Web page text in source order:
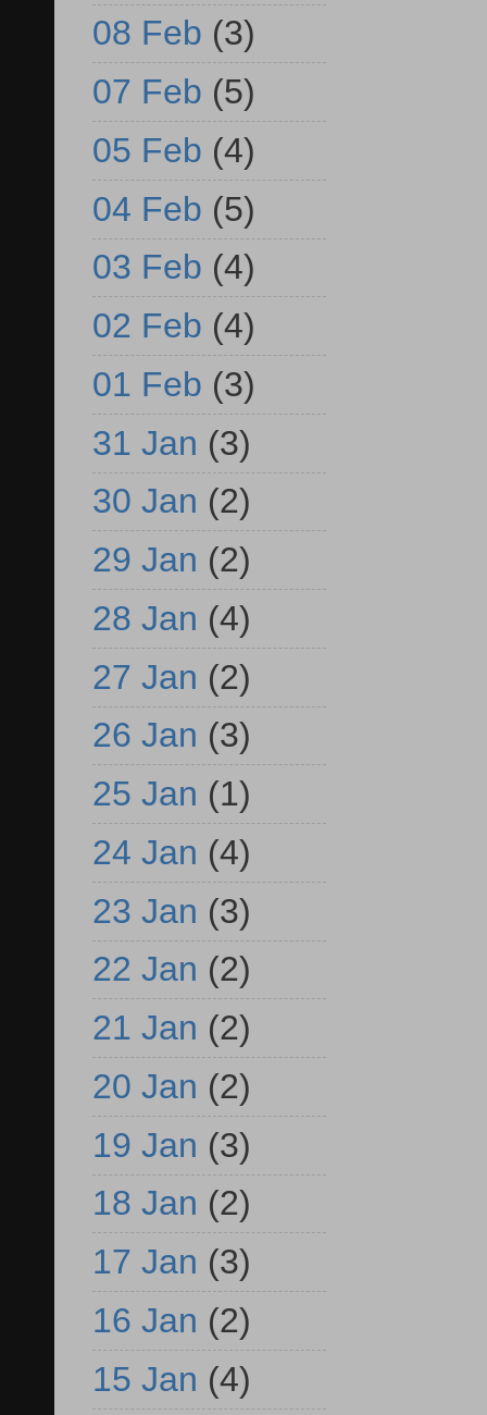
08 Feb (3)
07 Feb (5)
05 Feb (4)
04 Feb (5)
03 Feb (4)
02 Feb (4)
01 Feb (3)
31 Jan (3)
30 Jan (2)
29 Jan (2)
28 Jan (4)
27 Jan (2)
26 Jan (3)
25 Jan (1)
24 Jan (4)
23 Jan (3)
22 Jan (2)
21 Jan (2)
20 Jan (2)
19 Jan (3)
18 Jan (2)
17 Jan (3)
16 Jan (2)
15 Jan (4)